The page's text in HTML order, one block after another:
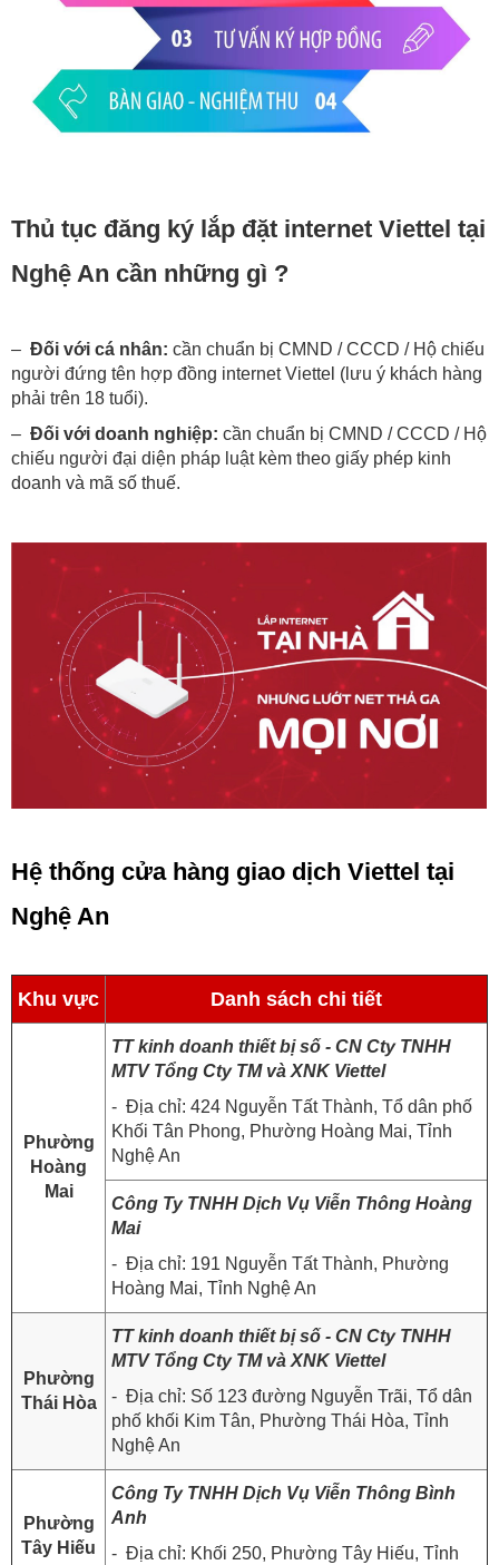
Thủ tục đăng ký lắp đặt internet Viettel tại
Nghệ An cần những gì ?
– Đối với cá nhân: cần chuẩn bị CMND / CCCD / Hộ chiếu
người đứng tên hợp đồng internet Viettel (lưu ý khách hàng
phải trên 18 tuổi).
– Đối với doanh nghiệp: cần chuẩn bị CMND / CCCD / Hộ
chiếu người đại diện pháp luật kèm theo giấy phép kinh
doanh và mã số thuế.
Hệ thống cửa hàng giao dịch Viettel tại
Nghệ An
Khu vực Danh sách chi tiết
Phường
Hoàng
Mai
TT kinh doanh thiết bị số - CN Cty TNHH
MTV Tổng Cty TM và XNK Viettel
- Địa chỉ: 424 Nguyễn Tất Thành, Tổ dân phố
Khối Tân Phong, Phường Hoàng Mai, Tỉnh
Nghệ An
Công Ty TNHH Dịch Vụ Viễn Thông Hoàng
Mai
- Địa chỉ: 191 Nguyễn Tất Thành, Phường
Hoàng Mai, Tỉnh Nghệ An
Phường
Thái Hòa
TT kinh doanh thiết bị số - CN Cty TNHH
MTV Tổng Cty TM và XNK Viettel
- Địa chỉ: Số 123 đường Nguyễn Trãi, Tổ dân
phố khối Kim Tân, Phường Thái Hòa, Tỉnh
Nghệ An
Phường
Tây Hiếu
Công Ty TNHH Dịch Vụ Viễn Thông Bình
Anh
- Địa chỉ: Khối 250, Phường Tây Hiếu, Tỉnh